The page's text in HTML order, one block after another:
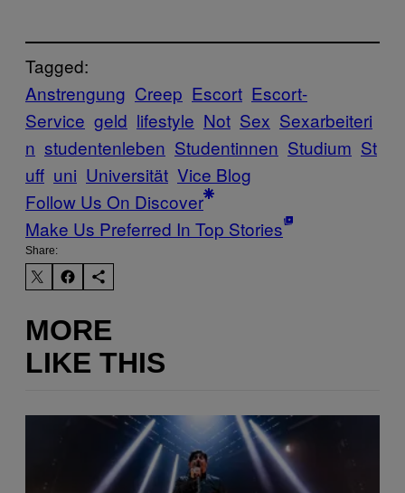
Tagged:
Anstrengung Creep Escort Escort-
Service geld lifestyle Not Sex Sexarbeiteri
n studentenleben Studentinnen Studium St
uff uni Universität Vice Blog
Follow Us On Discover
Make Us Preferred In Top Stories
Share:
MORE
LIKE THIS